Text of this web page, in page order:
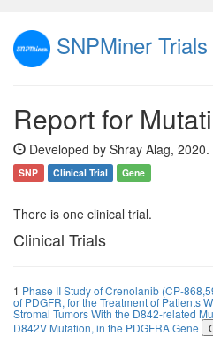
SNPMiner
Report for
Developed by Shray Alag, 2020.
SNP Clinical Trial Gene
There is one clinical trial.
Clinical Trials
1 Phase II Study of Crenolanib (CP-
of PDGFR, for the Treatment of Patients
Stromal Tumors With the D842-related
D842V Mutation, in the PDGFRA Gene